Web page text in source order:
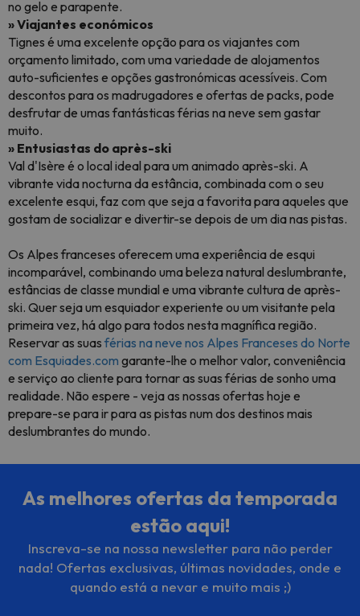
no gelo e parapente.
» Viajantes económicos
Tignes é uma excelente opção para os viajantes com
orçamento limitado, com uma variedade de alojamentos
auto-suficientes e opções gastronómicas acessíveis. Com
descontos para os madrugadores e ofertas de packs, pode
desfrutar de umas fantásticas férias na neve sem gastar
muito.
» Entusiastas do après-ski
Val d'Isère é o local ideal para um animado après-ski. A
vibrante vida nocturna da estância, combinada com o seu
excelente esqui, faz com que seja a favorita para aqueles que
gostam de socializar e divertir-se depois de um dia nas pistas.
Os Alpes franceses oferecem uma experiência de esqui
incomparável, combinando uma beleza natural deslumbrante,
estâncias de classe mundial e uma vibrante cultura de après-
ski. Quer seja um esquiador experiente ou um visitante pela
primeira vez, há algo para todos nesta magnífica região.
Reservar as suas férias na neve nos Alpes Franceses do Norte
com Esquiades.com garante-lhe o melhor valor, conveniência
e serviço ao cliente para tornar as suas férias de sonho uma
realidade. Não espere - veja as nossas ofertas hoje e
prepare-se para ir para as pistas num dos destinos mais
deslumbrantes do mundo.
As melhores ofertas da temporada
estão aqui!
Inscreva-se na nossa newsletter para não perder
nada! Ofertas exclusivas, últimas novidades, onde e
quando está a nevar e muito mais ;)